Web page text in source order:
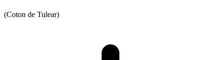
(Coton de Tulear)